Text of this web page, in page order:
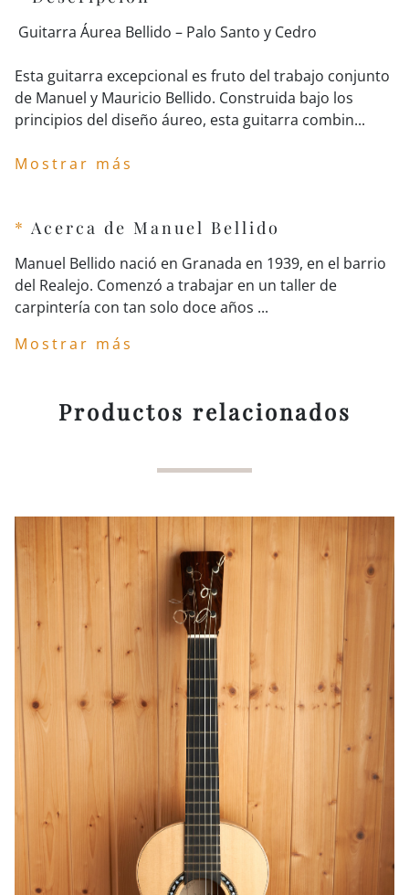
Esta guitarra excepcional es fruto del trabajo conjunto
de Manuel y Mauricio Bellido. Construida bajo los
Mostrar más
* Acerca de Manuel Bellido
Manuel Bellido nació en Granada en 1939, en el barrio
del Realejo. Comenzó a trabajar en un taller de
carpintería con tan solo doce años ...
Mostrar más
Productos relacionados